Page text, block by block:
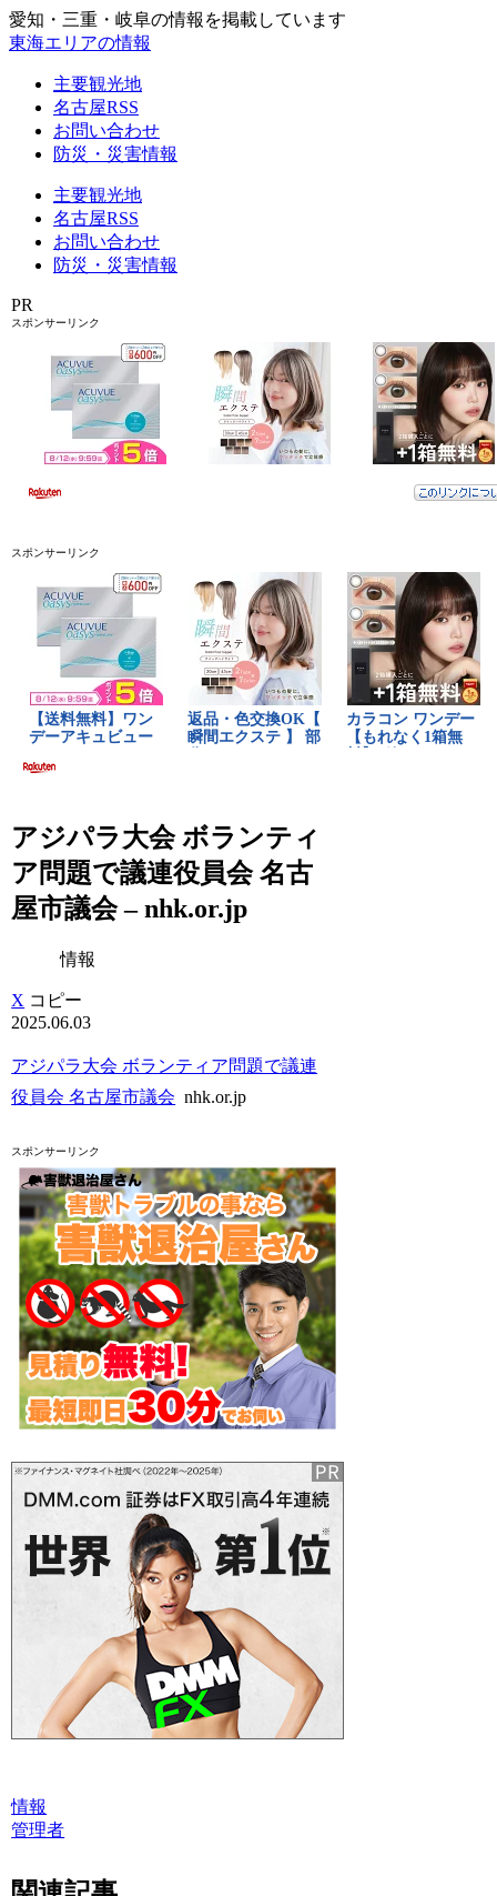
愛知・三重・岐阜の情報を掲載しています
東海エリアの情報
主要観光地
名古屋RSS
お問い合わせ
防災・災害情報
主要観光地
名古屋RSS
お問い合わせ
防災・災害情報
PR
スポンサーリンク
スポンサーリンク
アジパラ大会 ボランティ
ア問題で議連役員会 名古
屋市議会 – nhk.or.jp
情報
X コピー
2025.06.03
アジパラ大会 ボランティア問題で議連
役員会 名古屋市議会 nhk.or.jp
スポンサーリンク
情報
管理者